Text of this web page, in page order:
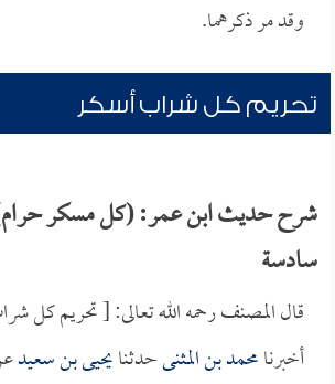
وقد مر ذكرهما.
تحريم كل شراب أسكر
شرح حديث ابن عمر: (كل مسكر
سادسة
قال المصنف رحمه الله تعالى: [ تحريم كل
أخبرنامحمد بن المثنىحدثنايحيى بن سعيد